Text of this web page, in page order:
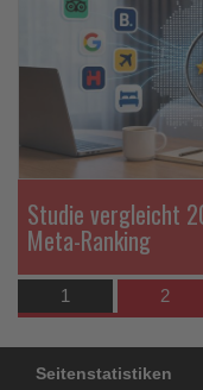
Tourismus
los
Nachrichten
Studie vergleicht
Meta-Ranking
1 2
Seitenstatistiken